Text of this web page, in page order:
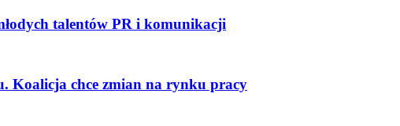
talentów PR i komunikacji
Koalicja chce zmian na rynku pracy